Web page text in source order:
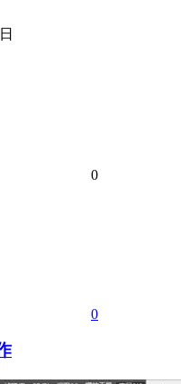
0
0